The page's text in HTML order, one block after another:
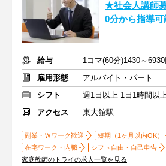
★社会人講師
0分から指導
給与
1コマ(60分)1430～6930
雇用形態
アルバイト・パート
シフト
週1日以上 1日1時間以
アクセス
東大館駅
副業・Ｗワーク歓迎
短期（1ヶ月以内OK）
在宅ワーク・内職
シフト自由・自己申告
家庭教師のトライの求人一覧を見る